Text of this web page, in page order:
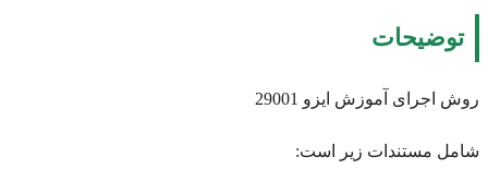
توضیحات
روش اجرای آموزش ایزو 29001
شامل مستندات زیر است: